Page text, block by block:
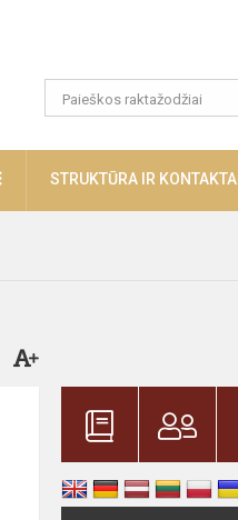
DAUGIAUSTRUKTŪRA IR KONTAKTAI